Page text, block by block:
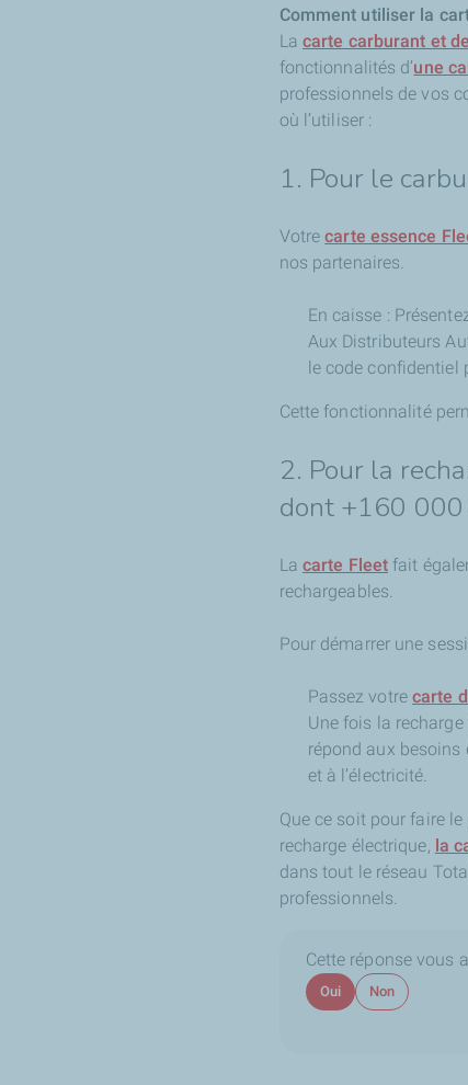
Comment utiliser la
La carte carburant et
fonctionnalités d’une
professionnels de vos
où l’utiliser :
1. Pour le
Votrecarte essence
nos partenaires.
En caisse :
Aux Distributeurs
le code confidentiel
Cette fonctionnalité
2. Pour la
dont +160 000
La carte Fleet fait
rechargeables.
Pour démarrer une
Passez votre carte
Une fois la
répond aux
et à l’électricité.
Que ce soit pour faire
recharge électrique, la
dans tout le réseau
professionnels.
Cette réponse vous
Oui Non